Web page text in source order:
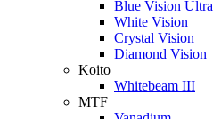
Blue Vision Ultra
White Vision
Crystal Vision
Diamond Vision
Koito
Whitebeam III
MTF